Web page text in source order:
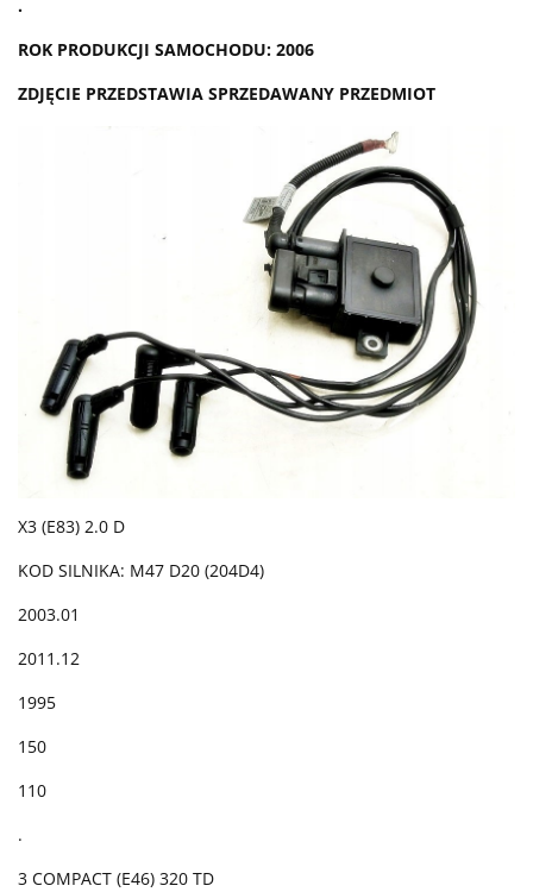
.
ROK PRODUKCJI SAMOCHODU: 2006
ZDJĘCIE PRZEDSTAWIA SPRZEDAWANY PRZEDMIOT
X3 (E83) 2.0 D
KOD SILNIKA: M47 D20 (204D4)
2003.01
2011.12
1995
150
110
.
3 COMPACT (E46) 320 TD